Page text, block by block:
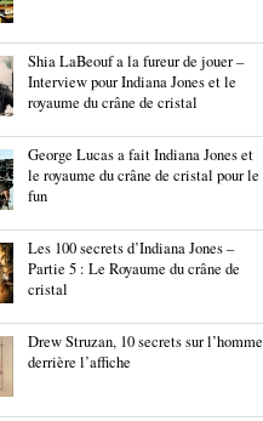
Shia LaBeouf a la fureur de jouer –
Interview pour Indiana Jones et le
royaume du crâne de cristal
George Lucas a fait Indiana Jones et
le royaume du crâne de cristal pour le
fun
Les 100 secrets d’Indiana Jones –
Partie 5 : Le Royaume du crâne de
cristal
Drew Struzan, 10 secrets sur l’homme
derrière l’affiche